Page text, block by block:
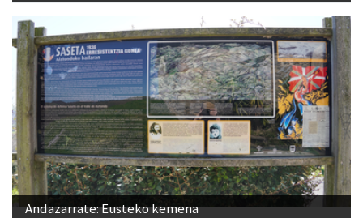
Andazarrate: Eusteko kemena